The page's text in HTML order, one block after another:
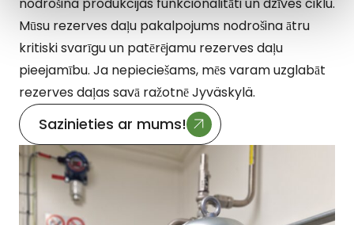
nodrošina produkcijas funkcionalitāti un dzīves ciklu.
Mūsu rezerves daļu pakalpojums nodrošina ātru
kritiski svarīgu un patērējamu rezerves daļu
pieejamību. Ja nepieciešams, mēs varam uzglabāt
rezerves daļas savā ražotnē Jyväskylä.
Sazinieties ar mums!